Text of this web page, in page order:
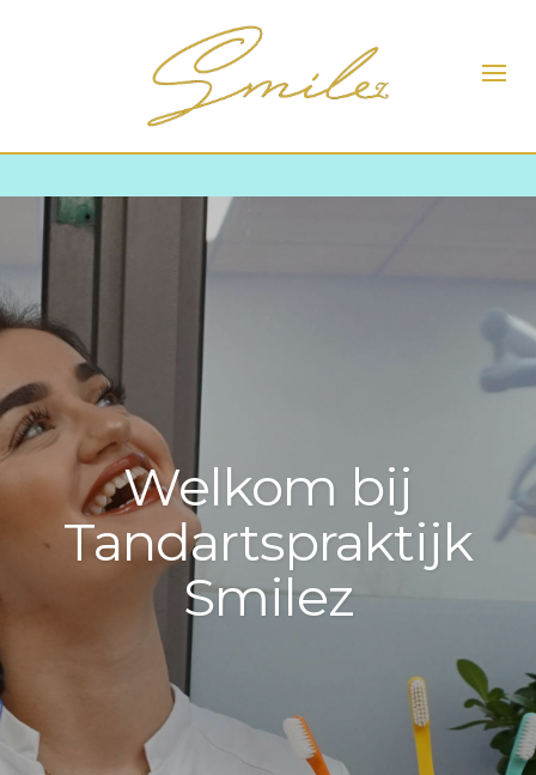
Welkom bij
Tandartspraktijk
Smilez